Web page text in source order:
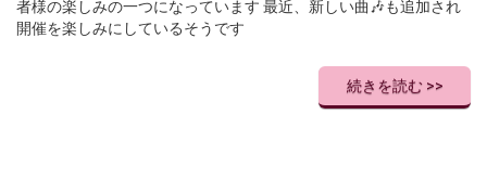
者様の楽しみの一つになっています 最近、新しい曲🎶も追加され
開催を楽しみにしているそうです
続きを読む >>